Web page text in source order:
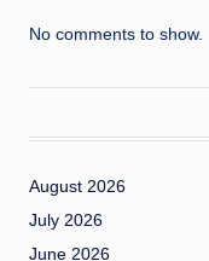
No comments to show.
August 2026
July 2026
June 2026